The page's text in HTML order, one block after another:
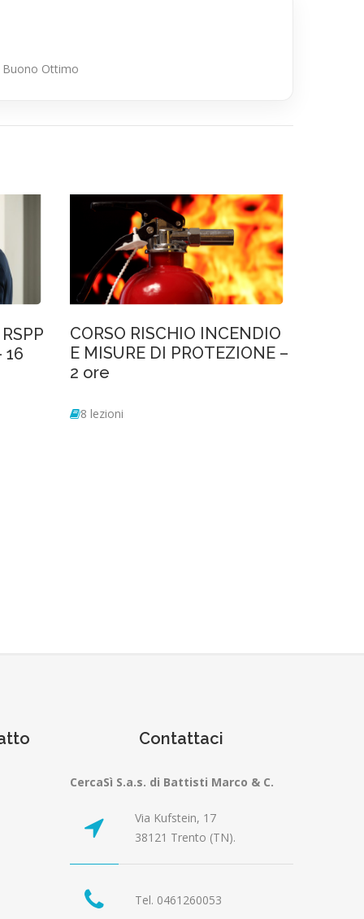
Buono Ottimo
16
CORSO RISCHIO INCENDIO
E MISURE DI PROTEZIONE –
2 ore
8 lezioni
Contattaci
CercaSì S.a.s. di Battisti Marco & C.
Via Kufstein, 17
38121 Trento (TN).
Tel. 0461260053